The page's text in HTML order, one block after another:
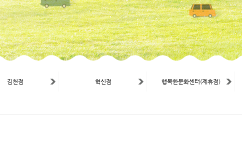
김천점 혁신점 행복한문화센터(제휴점)